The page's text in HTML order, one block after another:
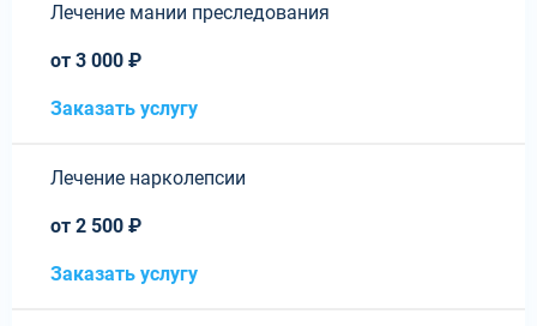
Лечение мании преследования
от 3 000 ₽
Заказать услугу
Лечение нарколепсии
от 2 500 ₽
Заказать услугу